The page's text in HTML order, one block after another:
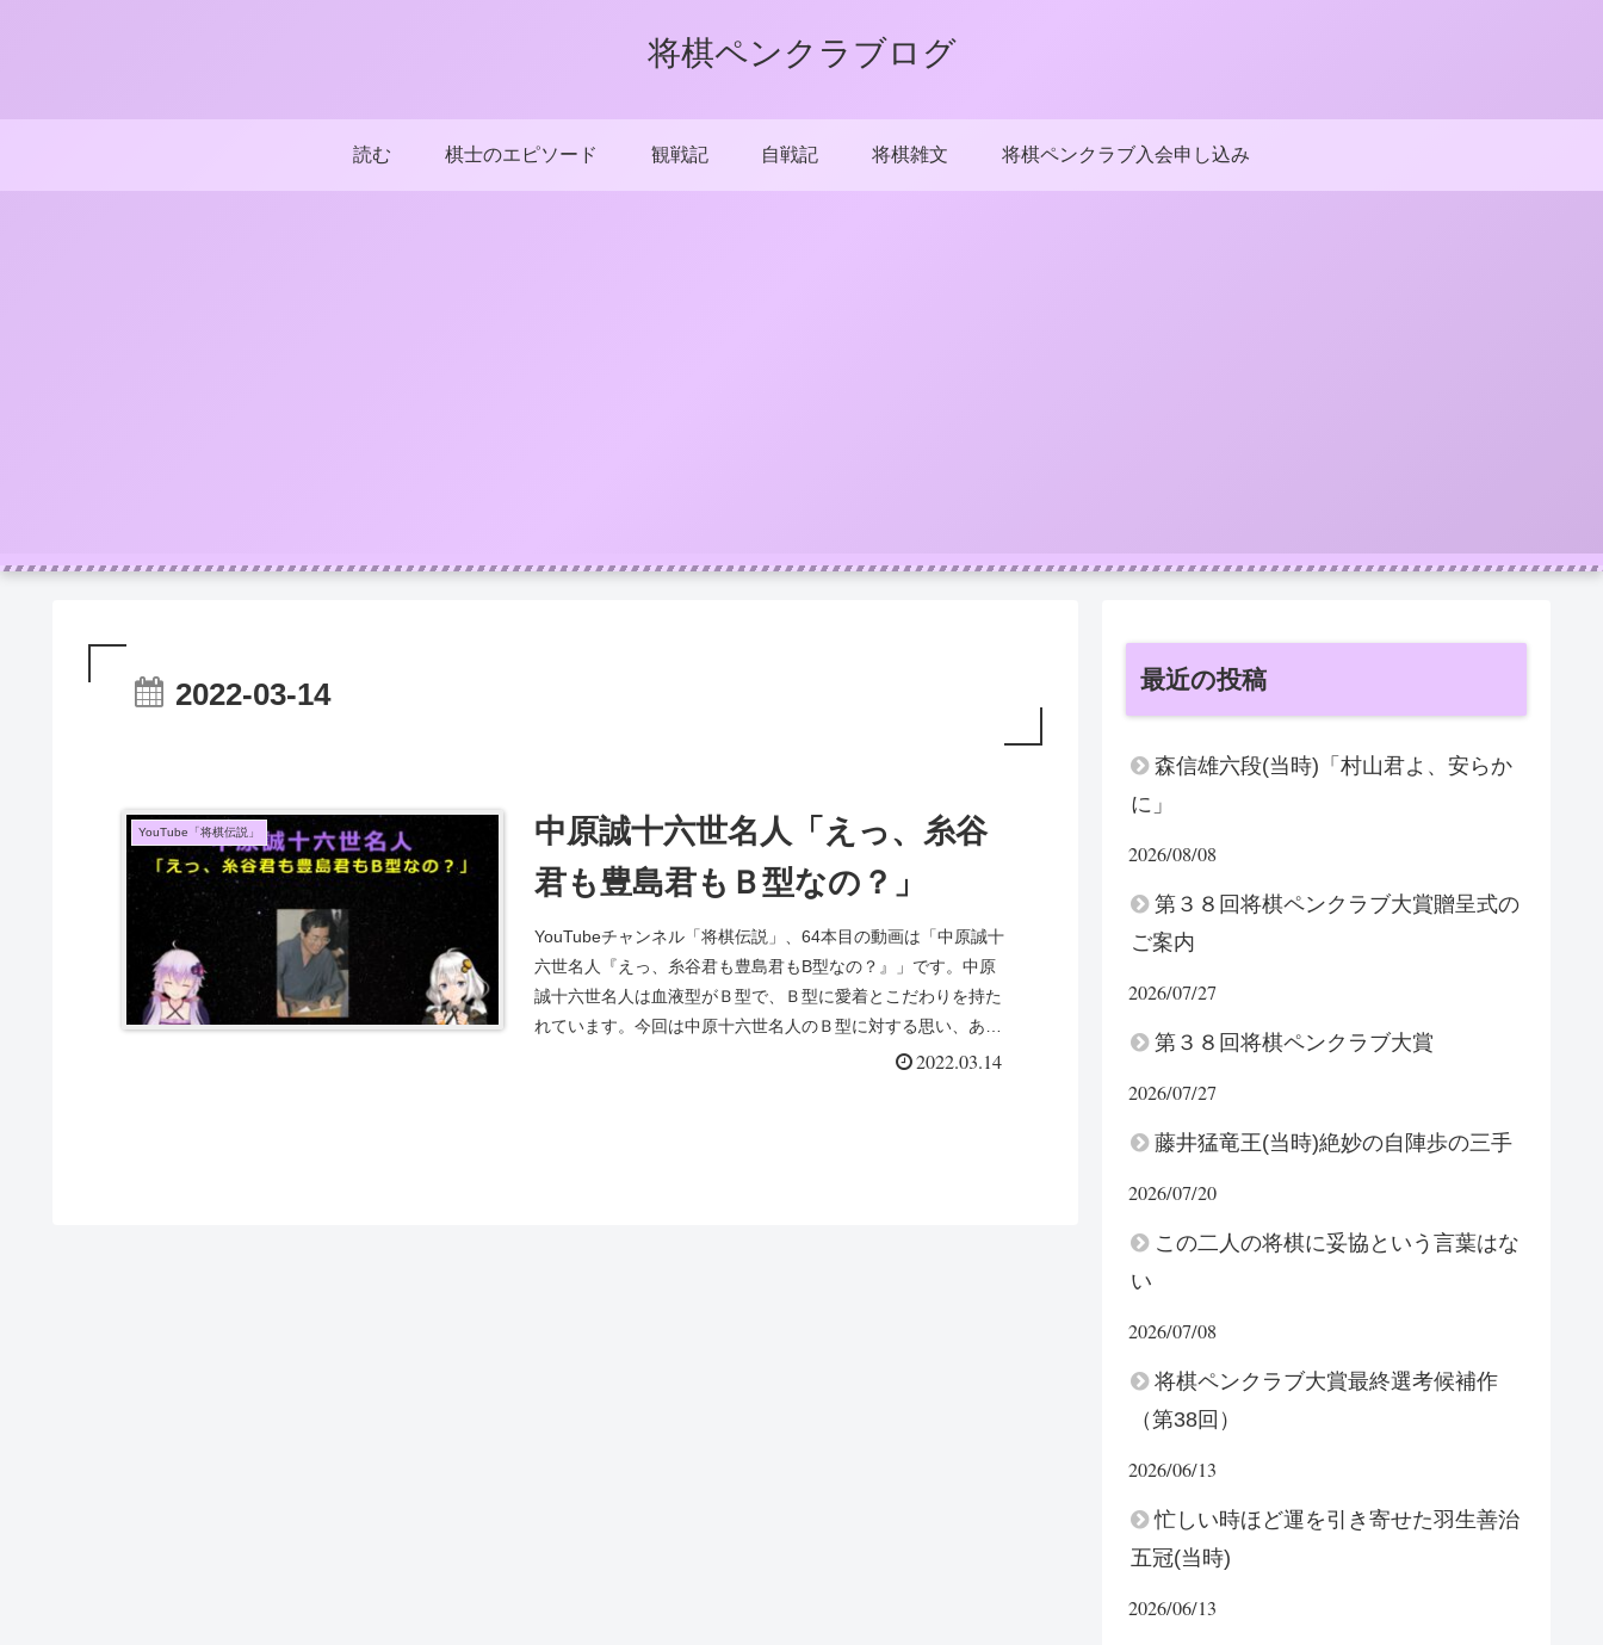
将棋ペンクラブログ
読む 棋士のエピソード 観戦記 自戦記 将棋雑文 将棋ペンクラブ入会申し込み
2022-03-14
YouTube「将棋伝説」
中原誠十六世名人「えっ、糸谷
君も豊島君もＢ型なの？」
YouTubeチャンネル「将棋伝説」、64本目の動画は「中原誠十
六世名人『えっ、糸谷君も豊島君もB型なの？』」です。中原
誠十六世名人は血液型がＢ型で、Ｂ型に愛着とこだわりを持た
れています。今回は中原十六世名人のＢ型に対する思い、あわ
2022.03.14
最近の投稿
森信雄六段(当時)「村山君よ、安らか
に」
2026/08/08
第３８回将棋ペンクラブ大賞贈呈式の
ご案内
2026/07/27
第３８回将棋ペンクラブ大賞
2026/07/27
藤井猛竜王(当時)絶妙の自陣歩の三手
2026/07/20
この二人の将棋に妥協という言葉はな
い
2026/07/08
将棋ペンクラブ大賞最終選考候補作
（第38回）
2026/06/13
忙しい時ほど運を引き寄せた羽生善治
五冠(当時)
2026/06/13